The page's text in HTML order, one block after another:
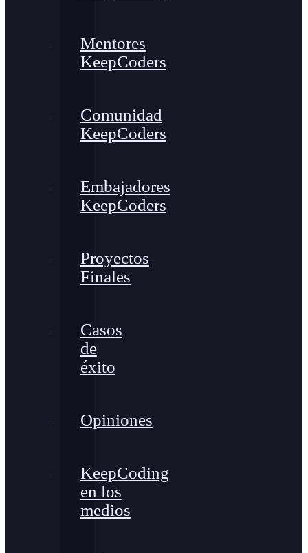
Mentores
KeepCoders
Comunidad
KeepCoders
Embajadores
KeepCoders
Proyectos
Finales
Casos
de
éxito
Opiniones
KeepCoding
en los
medios